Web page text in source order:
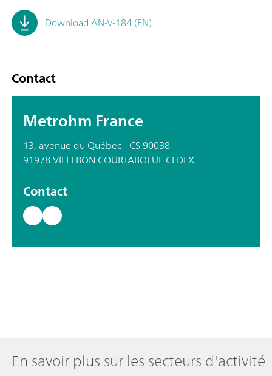
Download AN-V-184 (EN)
Contact
Metrohm France
13, avenue du Québec - CS 90038
91978 VILLEBON COURTABOEUF CEDEX
Contact
En savoir plus sur les secteurs d'activité